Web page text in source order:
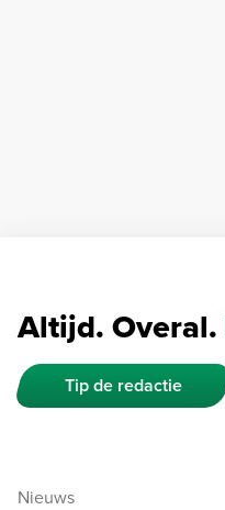
Altijd. Overal.
Tip de redactie
Nieuws